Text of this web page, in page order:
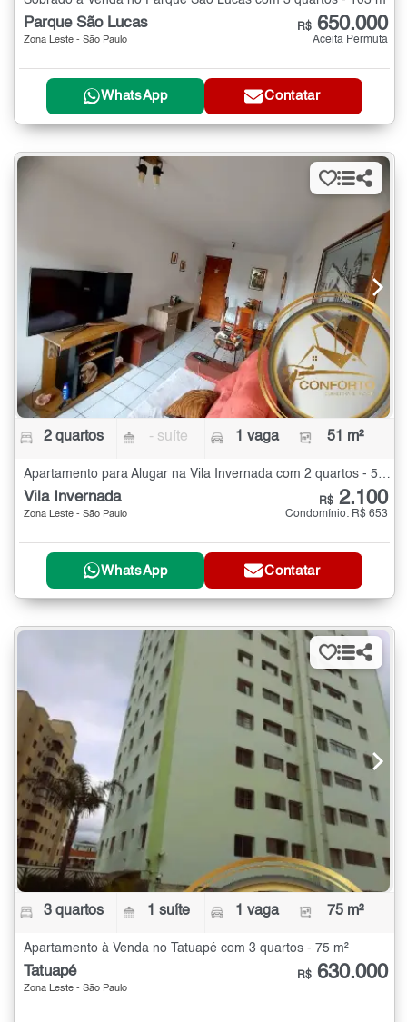
Parque São Lucas
Zona Leste - São Paulo
R$ 650.000
Aceita Permuta
WhatsApp Contatar
2 quartos - suíte 1 vaga 51 m²
Apartamento para Alugar na Vila Invernada com 2 quartos - 51 m²
Vila Invernada
Zona Leste - São Paulo
R$ 2.100
Condomínio: R$ 653
WhatsApp Contatar
3 quartos 1 suíte 1 vaga 75 m²
Apartamento à Venda no Tatuapé com 3 quartos - 75 m²
Tatuapé
Zona Leste - São Paulo
R$ 630.000